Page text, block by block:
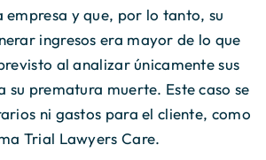
empresa y que, por lo tanto, su
ingresos era mayor de lo que
al analizar únicamente sus
su prematura muerte. Este caso se
ni gastos para el cliente, como
Trial Lawyers Care.